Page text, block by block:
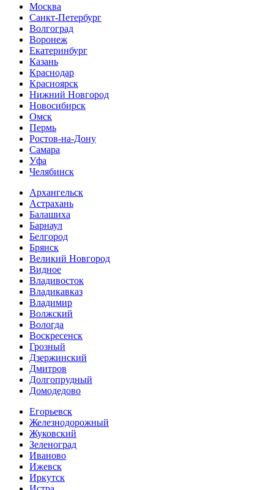
Москва
Санкт-Петербург
Волгоград
Воронеж
Екатеринбург
Казань
Краснодар
Красноярск
Нижний Новгород
Новосибирск
Омск
Пермь
Ростов-на-Дону
Самара
Уфа
Челябинск
Архангельск
Астрахань
Балашиха
Барнаул
Белгород
Брянск
Великий Новгород
Видное
Владивосток
Владикавказ
Владимир
Волжский
Вологда
Воскресенск
Грозный
Дзержинский
Дмитров
Долгопрудный
Домодедово
Егорьевск
Железнодорожный
Жуковский
Зеленоград
Иваново
Ижевск
Иркутск